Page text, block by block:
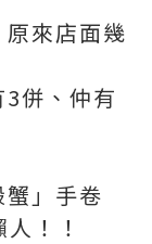
來店面幾
併、仲有
」手卷
！！